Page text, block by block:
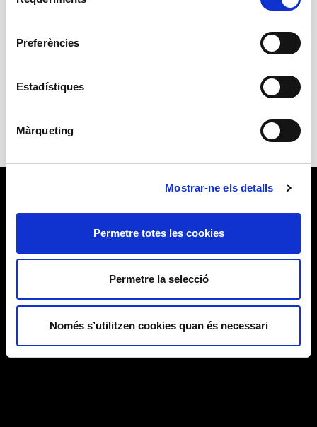
Preferències
Estadístiques
Màrqueting
Mostrar-ne els detalls
Permetre totes les cookies
Permetre la selecció
Només s’utilitzen cookies quan és necessari
Arthur Miller